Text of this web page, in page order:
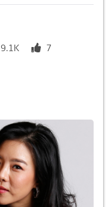
9.1K 7